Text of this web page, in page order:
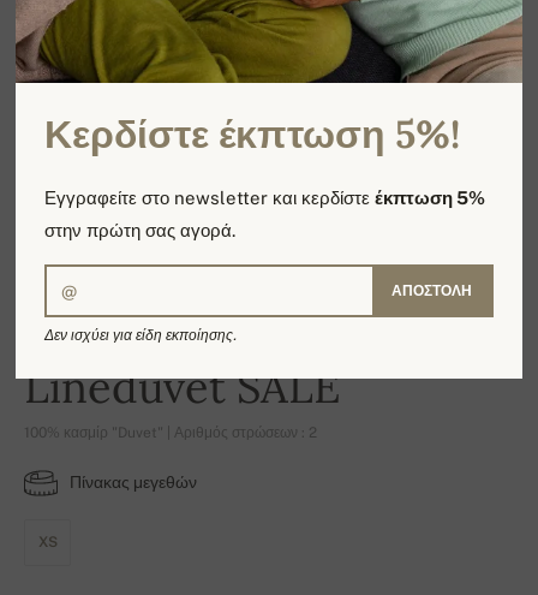
-16%
Lineduvet SALE
100% κασμίρ "Duvet" | Αριθμός στρώσεων : 2
Πίνακας μεγεθών
XS
Κερδίστε έκπτωση 5%!
Εγγραφείτε στο newsletter και κερδίστεέκπτωση 5%
στην πρώτη σας αγορά.
ΑΠΟΣΤΟΛΉ
Δεν ισχύει για είδη εκποίησης.